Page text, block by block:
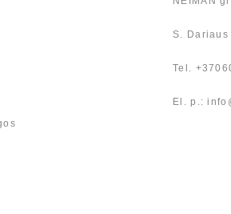
S.
Tel.
El. p.: